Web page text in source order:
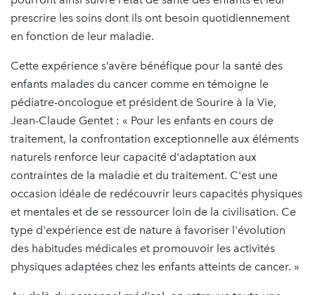
prescrire les soins dont ils ont besoin quotidiennement
en fonction de leur maladie.
Cette expérience s’avère bénéfique pour la santé des
enfants malades du cancer comme en témoigne le
pédiatre-oncologue et président de Sourire à la Vie,
Jean-Claude Gentet : « Pour les enfants en cours de
traitement, la confrontation exceptionnelle aux éléments
naturels renforce leur capacité d'adaptation aux
contraintes de la maladie et du traitement. C'est une
occasion idéale de redécouvrir leurs capacités physiques
et mentales et de se ressourcer loin de la civilisation. Ce
type d'expérience est de nature à favoriser l'évolution
des habitudes médicales et promouvoir les activités
physiques adaptées chez les enfants atteints de cancer. »